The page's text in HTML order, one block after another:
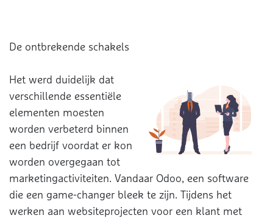
De ontbrekende schakels
Het werd duidelijk dat
verschillende essentiële
elementen moesten
worden verbeterd binnen
een bedrijf voordat er kon
worden overgegaan tot
marketingactiviteiten. Vandaar Odoo, een software
die een game-changer bleek te zijn. Tijdens het
werken aan websiteprojecten voor een klant met